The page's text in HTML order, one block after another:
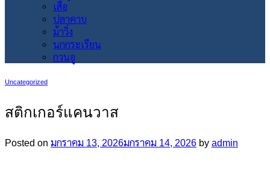
เสือ
ปลาคาบ
ม้าวิ่ง
นกกระเรียน
กวนอู
Uncategorized
สติกเกอร์แคนวาส
Posted on มกราคม 13, 2026มกราคม 14, 2026 by admin